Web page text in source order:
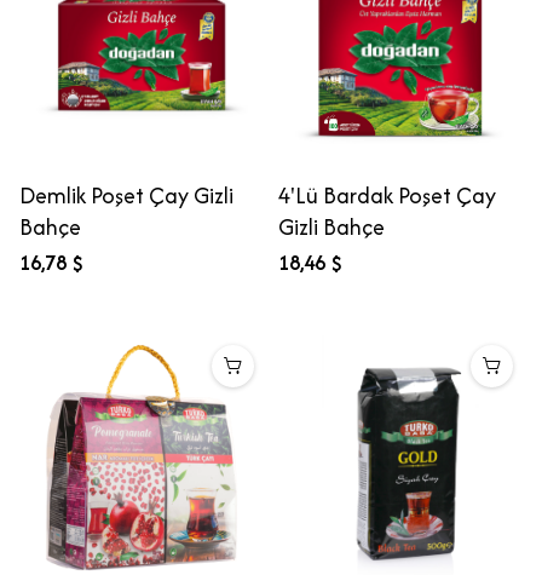
Demlik Poşet Çay Gizli
Bahçe
16,78 $
4'Lü Bardak Poşet Çay
Gizli Bahçe
18,46 $